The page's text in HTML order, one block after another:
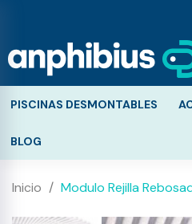
PISCINAS DESMONTABLES
BLOG
Inicio Modulo Rejilla